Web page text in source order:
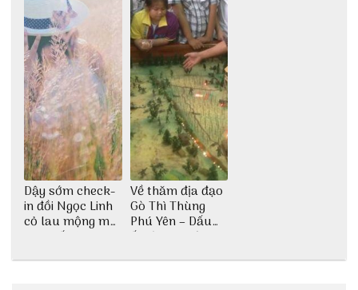
Dậy sớm check-
in đồi Ngọc Linh
cỏ lau mộng mơ
tại Huế nè bạn
Về thăm địa đạo
Gò Thì Thùng
Phú Yên – Dấu
ấn lịch sử còn